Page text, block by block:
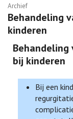
Archief
Behandeling
kinderen
bij kinderen
Bij een